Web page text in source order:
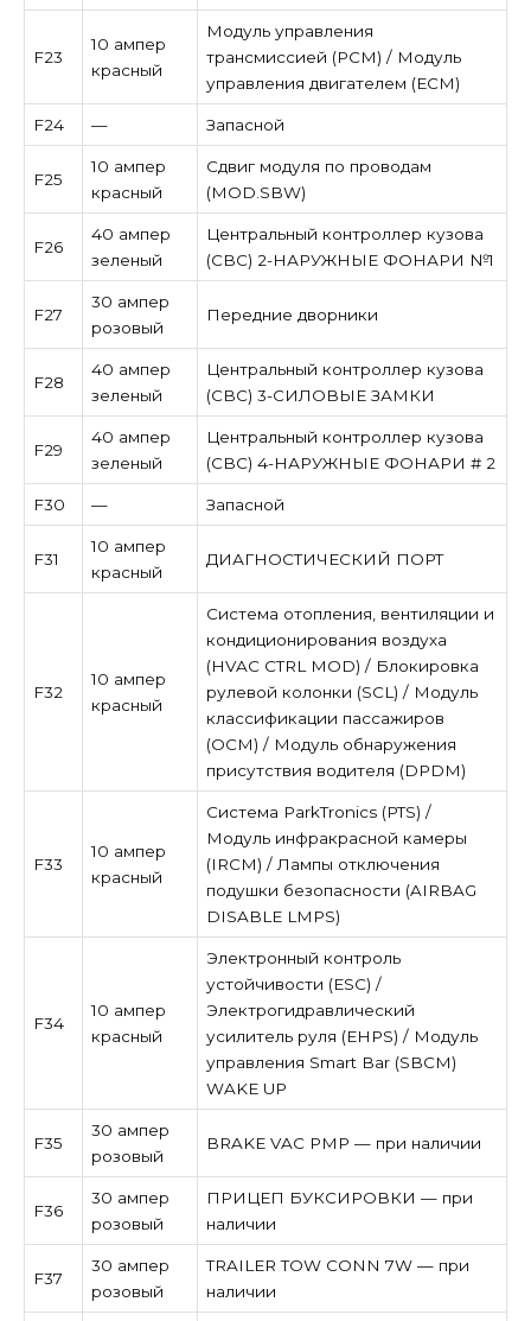
F23
10 ампер
красный
Модуль управления
трансмиссией (PCM) / Модуль
управления двигателем (ECM)
F24 — Запасной
F25
10 ампер
красный
Сдвиг модуля по проводам
(MOD.SBW)
F26
40 ампер
зеленый
Центральный контроллер кузова
(CBC) 2-НАРУЖНЫЕ ФОНАРИ №1
F27
30 ампер
розовый
Передние дворники
F28
40 ампер
зеленый
Центральный контроллер кузова
(CBC) 3-СИЛОВЫЕ ЗАМКИ
F29
40 ампер
зеленый
Центральный контроллер кузова
(CBC) 4-НАРУЖНЫЕ ФОНАРИ # 2
F30 — Запасной
F31
10 ампер
красный
ДИАГНОСТИЧЕСКИЙ ПОРТ
F32
10 ампер
красный
Система отопления, вентиляции и
кондиционирования воздуха
(HVAC CTRL MOD) / Блокировка
рулевой колонки (SCL) / Модуль
классификации пассажиров
(OCM) / Модуль обнаружения
присутствия водителя (DPDM)
F33
10 ампер
красный
Система ParkTronics (PTS) /
Модуль инфракрасной камеры
(IRCM) / Лампы отключения
подушки безопасности (AIRBAG
DISABLE LMPS)
F34
10 ампер
красный
Электронный контроль
устойчивости (ESC) /
Электрогидравлический
усилитель руля (EHPS) / Модуль
управления Smart Bar (SBCM)
WAKE UP
F35
30 ампер
розовый
BRAKE VAC PMP — при наличии
F36
30 ампер
розовый
ПРИЦЕП БУКСИРОВКИ — при
наличии
F37
30 ампер
розовый
TRAILER TOW CONN 7W — при
наличии